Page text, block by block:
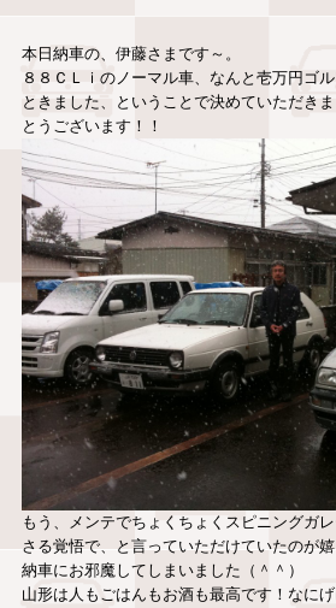
本日納車の、伊藤さまです～。
８８ＣＬｉのノーマル車、なんと壱万円ゴ
ときました、ということで決めていただき
とうございます！！
もう、メンテでちょくちょくスピニングガ
さる覚悟で、と言っていただけていたのが
納車にお邪魔してしまいました（＾＾）
山形は人もごはんもお酒も最高です！なに